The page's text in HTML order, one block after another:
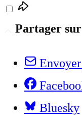
Partager
Bluesky